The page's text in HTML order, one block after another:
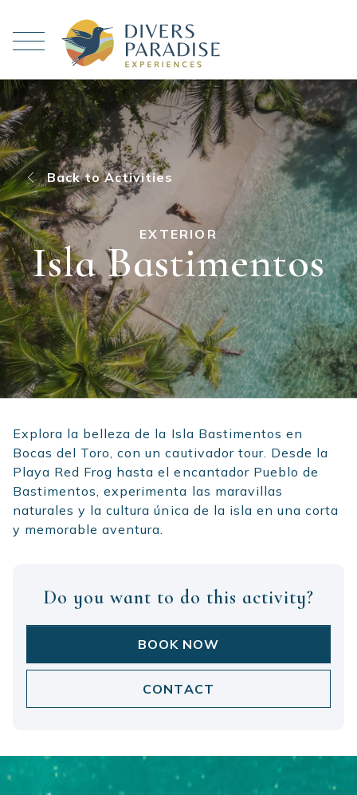
Back to Activities
EXTERIOR
Isla Bastimentos
Explora la belleza de la Isla Bastimentos en
Bocas del Toro, con un cautivador tour. Desde la
Playa Red Frog hasta el encantador Pueblo de
Bastimentos, experimenta las maravillas
naturales y la cultura única de la isla en una corta
y memorable aventura.
Do you want to do this activity?
BOOK NOW
CONTACT